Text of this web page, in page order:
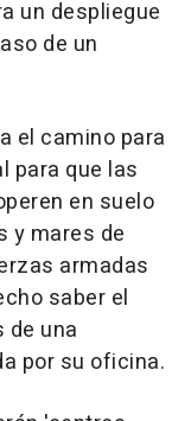
un despliegue
de un
el camino para
para que las
en suelo
y mares de
armadas
saber el
una
por su oficina.